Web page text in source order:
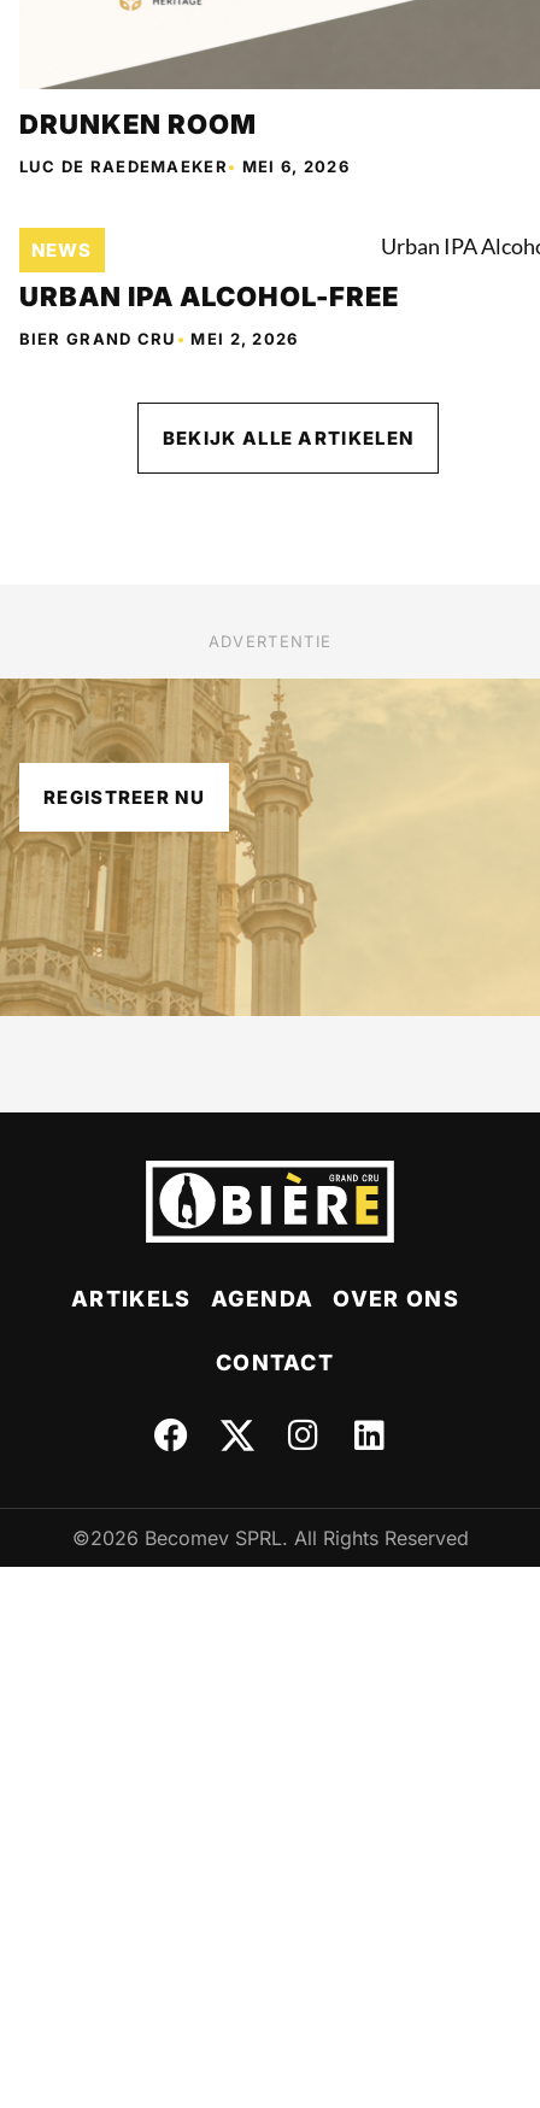
DRUNKEN ROOM
LUC DE RAEDEMAEKER• MEI 6, 2026
NEWS
URBAN IPA ALCOHOL-FREE
BIER GRAND CRU •MEI 2, 2026
BEKIJK ALLE ARTIKELEN
ADVERTENTIE
REGISTREER NU
ARTIKELS AGENDA OVER ONS
CONTACT
©2026 Becomev SPRL. All Rights Reserved